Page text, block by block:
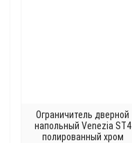
Ограничитель дверной
напольный Venezia ST4
полированный хром